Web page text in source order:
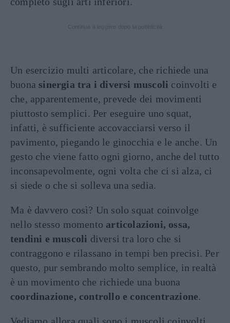
Un esercizio multi articolare, che richiede una
buona sinergia tra i diversi muscoli coinvolti e
che, apparentemente, prevede dei movimenti
piuttosto semplici. Per eseguire uno squat,
infatti, è sufficiente accovacciarsi verso il
pavimento, piegando le ginocchia e le anche. Un
gesto che viene fatto ogni giorno, anche del tutto
inconsapevolmente, ogni volta che ci si alza, ci
si siede o che si solleva una sedia.
Ma è davvero così? Un solo squat coinvolge
nello stesso momento articolazioni, ossa,
tendini e muscoli diversi tra loro che si
contraggono e rilassano in tempi ben precisi. Per
questo, pur sembrando molto semplice, in realtà
è un movimento che richiede una buona
coordinazione, controllo e concentrazione.